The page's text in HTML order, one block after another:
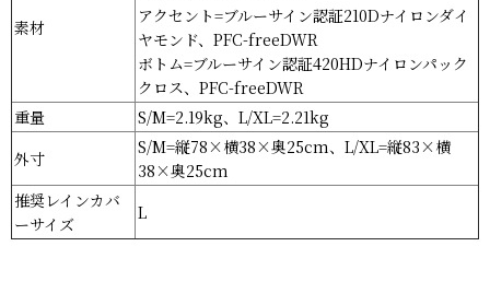
素材
アクセント=ブルーサイン認証210Dナイロンダイ
ヤモンド、PFC-freeDWR
ボトム=ブルーサイン認証420HDナイロンパック
クロス、PFC-freeDWR
重量
S/M=2.19kg、L/XL=2.21kg
外寸
S/M=縦78×横38×奥25cm、L/XL=縦83×横
38×奥25cm
推奨レインカバ
ーサイズ
L